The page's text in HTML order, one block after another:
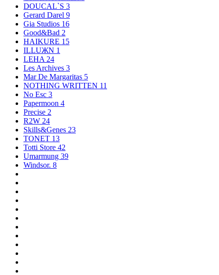
DOUCAL`S 3
Gerard Darel 9
Gia Studios 16
Good&Bad 2
HAIKURE 15
ILLUЖN 1
LEHA 24
Les Archives 3
Mar De Margaritas 5
NOTHING WRITTEN 11
No Esc 3
Papermoon 4
Precise 2
R2W 24
Skills&Genes 23
TONET 13
Totti Store 42
Umarmung 39
Windsor. 8